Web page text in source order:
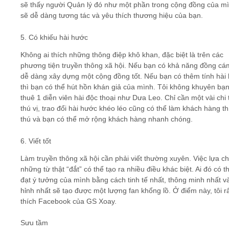
sẽ thấy người Quản lý đó như một phần trong cộng đồng của
sẽ dễ dàng tương tác và yêu thích thương hiệu của bạn.
5. Có khiếu hài hước
Không ai thích những thông điệp khô khan, đặc biệt là trên các
phương tiện truyền thông xã hội. Nếu bạn có khả năng đồng
dễ dàng xây dựng một cộng đồng tốt. Nếu bạn có thêm tính hài
thì bạn có thể hút hồn khán giả của mình. Tôi không khuyên
thuê 1 diễn viên hài độc thoại như Dưa Leo. Chỉ cần một vài chi
thú vị, trao đổi hài hước khéo léo cũng có thể làm khách hàng
thú và bạn có thể mở rộng khách hàng nhanh chóng.
6. Viết tốt
Làm truyền thông xã hội cần phải viết thường xuyên. Việc lựa
những từ thật “đắt” có thể tạo ra nhiều điều khác biệt. Ai đó có
đạt ý tưởng của mình bằng cách tinh tế nhất, thông minh nhất
hỉnh nhất sẽ tạo được một lượng fan khổng lồ. Ở điểm này, tôi
thích Facebook của GS Xoay.
Sưu tầm